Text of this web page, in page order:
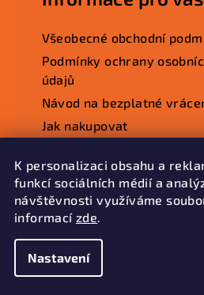
K personalizaci obsahu a
funkcí sociálních médií a
návštěvnosti využíváme
informacízde.
Nastavení
Všeobecné obchodní
Podmínky ochrany
údajů
Návod na bezplatné
Jak nakupovat